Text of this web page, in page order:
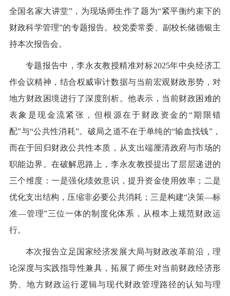
全国名家大讲堂”，为现场师生作了题为“紧平衡约束下的
财政科学管理”的专题报告。校党委常委、副校长储德银主
持本次报告会。
专题报告中，李永友教授精准对标2025年中央经济工
作会议精神，结合权威审计数据与当前宏观财政形势，对
地方财政困境进行了深度剖析。他表示，当前财政困难的
表象是现金流紧张，但根源在于财政资金的“期限错
配”与“公共性消耗”。破局之道不在于单纯的“输血找钱”，
而在于回归财政公共性本质，从支出端厘清政府与市场的
职能边界。在破解思路上，李永友教授提出了层层递进的
三个维度：一是强化绩效意识，提升资金使用效率；二是
优化支出结构，压缩非必要公共消耗；三是构建“决策—标
准—管理”三位一体的制度化体系，从根本上规范财政运
行。
本次报告立足国家经济发展大局与财政改革前沿，理
论深度与实践指导性兼具，拓展了师生对当前财政经济形
势、地方财政运行逻辑与现代财政管理路径的认知与理